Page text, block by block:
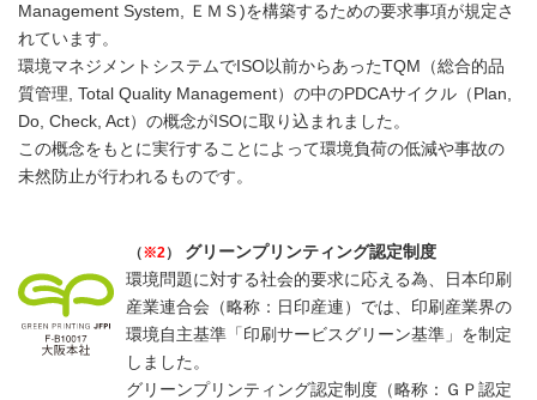
Management System, ＥＭＳ)を構築するための要求事項が規定さ
れています。
環境マネジメントシステムでISO以前からあったTQM（総合的品
質管理, Total Quality Management）の中のPDCAサイクル（Plan,
Do, Check, Act）の概念がISOに取り込まれました。
この概念をもとに実行することによって環境負荷の低減や事故の
未然防止が行われるものです。
（※2）
グリーンプリンティング認定制度
環境問題に対する社会的要求に応える為、日本印刷
産業連合会（略称：日印産連）では、印刷産業界の
環境自主基準「印刷サービスグリーン基準」を制定
しました。
グリーンプリンティング認定制度（略称：ＧＰ認定